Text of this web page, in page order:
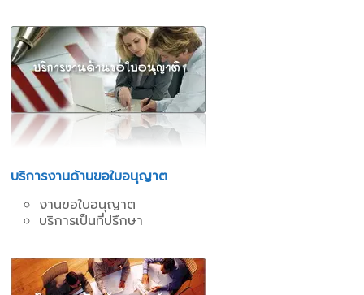
บริการงานด้านขอใบอนุญาต
งานขอใบอนุญาต
บริการเป็นที่ปรึกษา